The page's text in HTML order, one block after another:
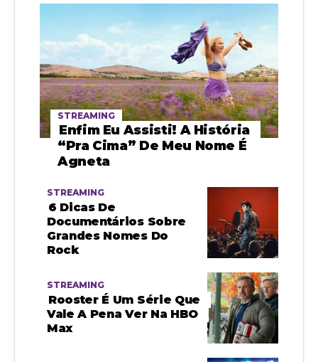
STREAMING
Enfim Eu Assisti! A História
“pra Cima” De Meu Nome É
Agneta
STREAMING
6 Dicas De
Documentários Sobre
Grandes Nomes Do
Rock
STREAMING
Rooster É Um Série Que
Vale A Pena Ver Na HBO
Max